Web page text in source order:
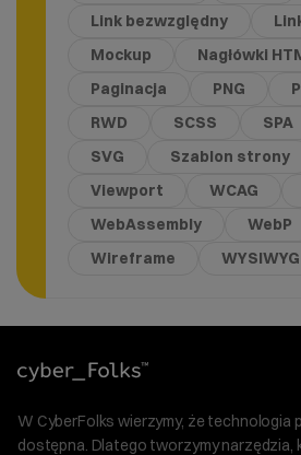
Link bezwzględny
Mockup
Nagłówki
Paginacja
PNG
RWD
SCSS SPA
SVG
Szablon strony
Viewport
WCAG
WebAssembly
WebP
Wireframe
WYSIWYG
W CyberFolks wierzymy, że technologia
dostępna. Dlatego tworzymy narzędzia,